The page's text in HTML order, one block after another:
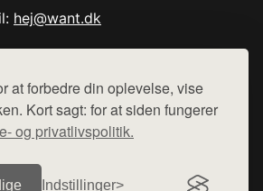
at forbedre din oplevelse, vise
Kort sagt: for at siden fungerer
og privatlivspolitik.
Indstillinger
hej@want.dk
side - vi henviser til de shops,